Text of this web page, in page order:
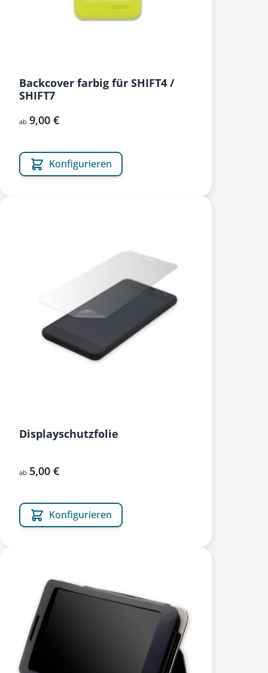
Backcover farbig für SHIFT4 /
SHIFT7
ab 9,00 €
Konfigurieren
Displayschutzfolie
ab 5,00 €
Konfigurieren